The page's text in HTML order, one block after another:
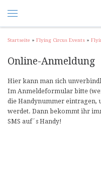
Startseite » Flying Circus Events »
Online-Anmeldung
Hier kann man sich
Im Anmeldeformular bitte
die Handynummer eintragen,
werdet. Dann bekommt ihr
SMS auf´s Handy!